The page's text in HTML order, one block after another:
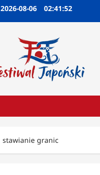
2026-08-06 02:41:52
stawianie granic